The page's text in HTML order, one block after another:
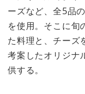
ーズなど、全5品
を使用。そこに旬
た料理と、チーズ
考案したオリジナ
供する。